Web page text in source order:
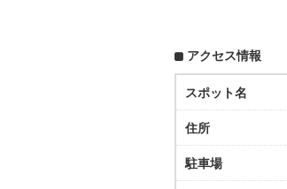
アクセス情報
スポット名
住所
駐車場